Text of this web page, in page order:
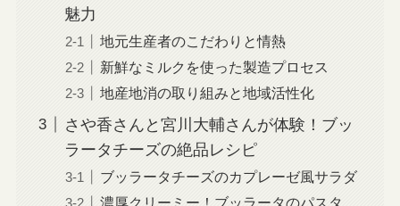
魅力
地元生産者のこだわりと情熱
新鮮なミルクを使った製造プロセス
地産地消の取り組みと地域活性化
さや香さんと宮川大輔さんが体験！ブッ
ラータチーズの絶品レシピ
ブッラータチーズのカプレーゼ風サラダ
濃厚クリーミー！ブッラータのパスタ